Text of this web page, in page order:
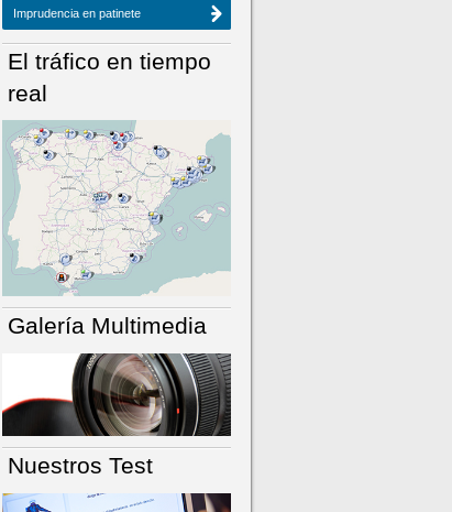
Imprudencia en patinete
El tráfico en tiempo
real
Galería Multimedia
Nuestros Test